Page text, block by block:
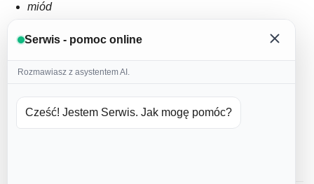
miód
jajka
cukier puder
domowa przyprawa korzenna
cynamon
soda
Serwis - pomoc online
Rozmawiasz z asystentem AI.
Cześć! Jestem Serwis. Jak mogę pomóc?